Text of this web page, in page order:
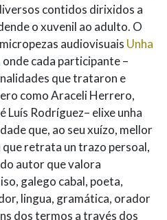
contidos dirixidos a
o xuvenil ao adulto. O
audiovisuais Unha
onde cada participante –
que trataron e
como Araceli Herrero,
Luís Rodríguez– elixe unha
que, ao seu xuízo, mellor
retrata un trazo persoal,
autor que valora
galego cabal, poeta,
lingua, gramática, orador
dos termos a través dos